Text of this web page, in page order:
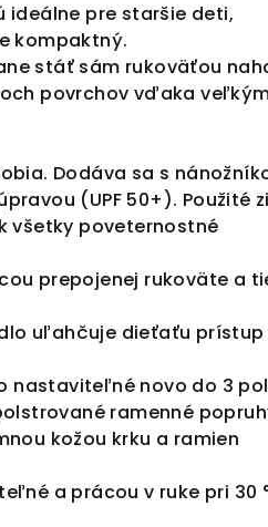
ideálne pre staršie deti,
kompaktný.
stáť sám rukoväťou
povrchov vďaka
Dodáva sa s
(UPF 50+). Použité
všetky poveternostné
prepojenej rukoväte a
uľahčuje dieťaťu prístup
nastaviteľné novo do 3
ramenné
kožou krku a ramien
a prácou v ruke pri 30